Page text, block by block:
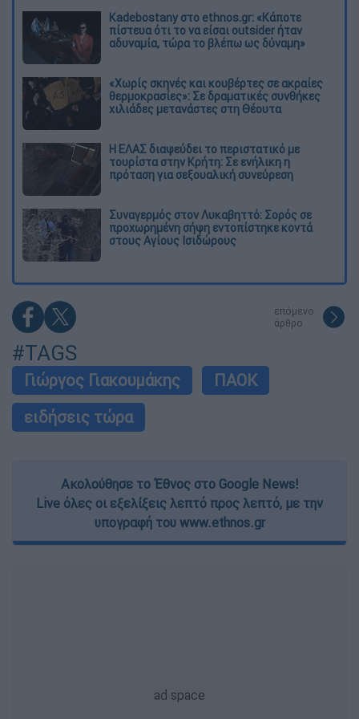
Kadebostany στο ethnos.gr: «Κάποτε
πίστευα ότι το να είσαι outsider ήταν
αδυναμία, τώρα το βλέπω ως δύναμη»
«Χωρίς σκηνές και κουβέρτες σε ακραίες
θερμοκρασίες»: Σε δραματικές συνθήκες
χιλιάδες μετανάστες στη Θέουτα
Η ΕΛΑΣ διαψεύδει το περιστατικό με
τουρίστα στην Κρήτη: Σε ενήλικη η
πρόταση για σεξουαλική συνεύρεση
Συναγερμός στον Λυκαβηττό: Σορός σε
προχωρημένη σήψη εντοπίστηκε κοντά
στους Αγίους Ισιδώρους
επόμενο
άρθρο
#TAGS
Γιώργος Γιακουμάκης
ΠΑΟΚ
ειδήσεις τώρα
Ακολούθησε το Έθνος στο Google News!
Live όλες οι εξελίξεις λεπτό προς λεπτό, με την
υπογραφή του www.ethnos.gr